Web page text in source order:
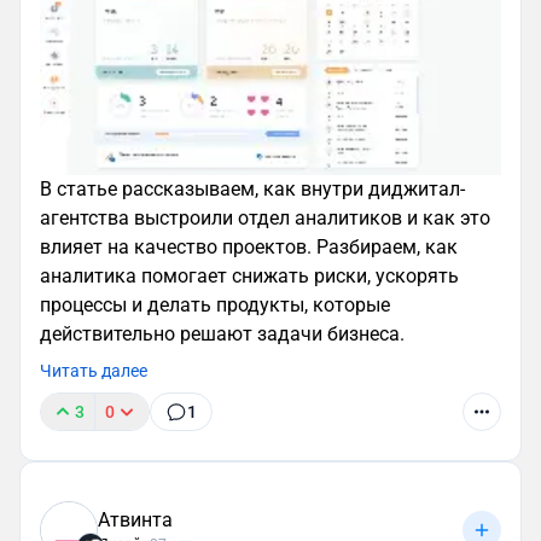
развития. От лица персонажа можно выдавать
ачивки, выводить мотивационные сообщения или
отправлять push-уведомления с напоминаниями:
например, чтобы пользователь прошел урок или
выпил стакан воды для водного баланса.
Так как маскот воссоздает процесс живого
общения, приятель в виде собеседника, а не
абстрактной компании без конкретного лица,
будет сильнее влиять на мотивацию
пользователя.
В статье рассказываем, как внутри диджитал-
агентства выстроили отдел аналитиков и как это
влияет на качество проектов. Разбираем, как
аналитика помогает снижать риски, ускорять
процессы и делать продукты, которые
действительно решают задачи бизнеса.
Читать далее
3 0 1
Атвинта